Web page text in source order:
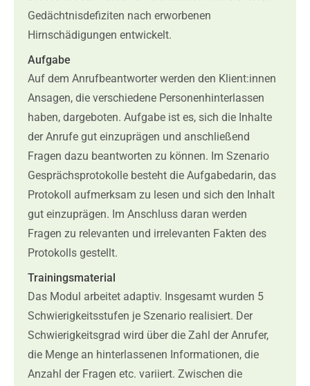
Gedächtnisdefiziten nach erworbenen
Hirnschädigungen entwickelt.
Aufgabe
Auf dem Anrufbeantworter werden den Klient:innen
Ansagen, die verschiedene Personenhinterlassen
haben, dargeboten. Aufgabe ist es, sich die Inhalte
der Anrufe gut einzuprägen und anschließend
Fragen dazu beantworten zu können. Im Szenario
Gesprächsprotokolle besteht die Aufgabedarin, das
Protokoll aufmerksam zu lesen und sich den Inhalt
gut einzuprägen. Im Anschluss daran werden
Fragen zu relevanten und irrelevanten Fakten des
Protokolls gestellt.
Trainingsmaterial
Das Modul arbeitet adaptiv. Insgesamt wurden 5
Schwierigkeitsstufen je Szenario realisiert. Der
Schwierigkeitsgrad wird über die Zahl der Anrufer,
die Menge an hinterlassenen Informationen, die
Anzahl der Fragen etc. variiert. Zwischen die